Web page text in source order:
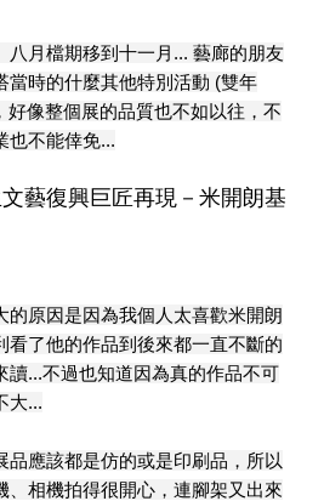
八月檔期移到十一月... 藝廊的朋友
當時的什麼其他特別活動 (雙年
好像整個展的品質也不如以往，不
也不能倖免...
藝復興巨匠再現－米開朗基
的原因是因為我個人太喜歡米開朗
看了他的作品到後來都一直不斷的
讀...不過也知道因為真的作品不可
大...
品應該都是仿的或是印刷品，所以
、相機拍得很開心，連腳架又出來